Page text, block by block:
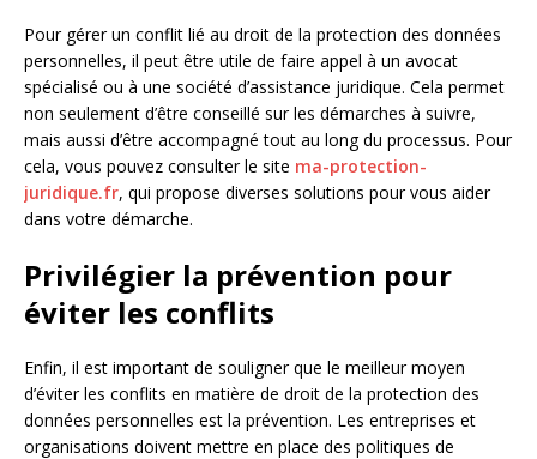
Pour gérer un conflit lié au droit de la protection des données
personnelles, il peut être utile de faire appel à un avocat
spécialisé ou à une société d’assistance juridique. Cela permet
non seulement d’être conseillé sur les démarches à suivre,
mais aussi d’être accompagné tout au long du processus. Pour
cela, vous pouvez consulter le site ma-protection-
juridique.fr, qui propose diverses solutions pour vous aider
dans votre démarche.
Privilégier la prévention pour
éviter les conflits
Enfin, il est important de souligner que le meilleur moyen
d’éviter les conflits en matière de droit de la protection des
données personnelles est la prévention. Les entreprises et
organisations doivent mettre en place des politiques de